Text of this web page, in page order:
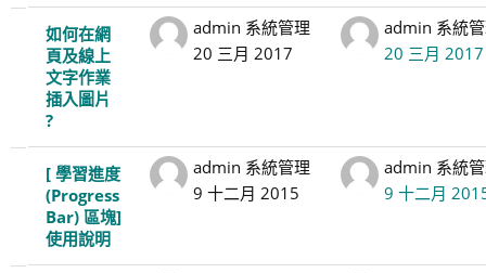
如何在網
頁及線上
文字作業
插入圖片
?
admin 系統管理
20 三月 2017
admin 系統
20 三月 2017
[ 學習進度
(Progress
Bar) 區塊]
使用說明
admin 系統管理
9 十二月 2015
admin 系統
9 十二月